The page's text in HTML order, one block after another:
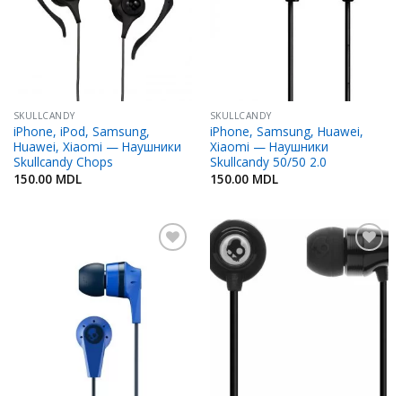
SKULLCANDY
iPhone, iPod, Samsung,
Huawei, Xiaomi — Наушники
Skullcandy Chops
150.00 MDL
SKULLCANDY
iPhone, Samsung, Huawei,
Xiaomi — Наушники
Skullcandy 50/50 2.0
150.00 MDL
Добавить
Избранное
Добавить
в